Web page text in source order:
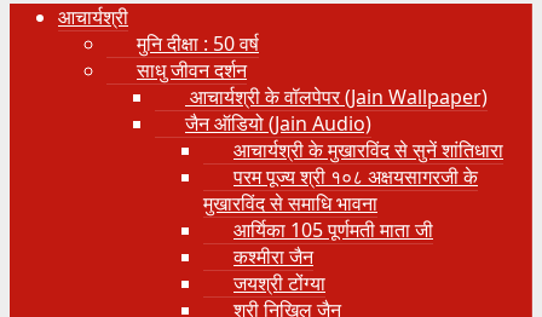
आचार्यश्री
मुनि दीक्षा : 50 वर्ष
साधु जीवन दर्शन
आचार्यश्री के वॉलपेपर (Jain Wallpaper)
जैन ऑडियो (Jain Audio)
आचार्यश्री के मुखारविंद से सुनें शांतिधारा
परम पूज्य श्री १०८ अक्षयसागरजी के
मुखारविंद से समाधि भावना
आर्यिका 105 पूर्णमती माता जी
कश्मीरा जैन
जयश्री टोंग्या
श्री निखिल जैन